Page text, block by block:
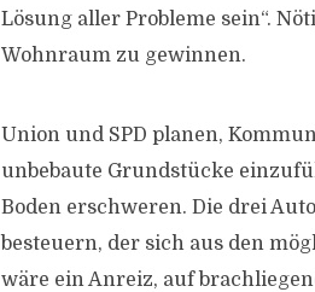
Lösung aller Probleme sein“.
Wohnraum zu gewinnen.
Union und SPD planen,
unbebaute Grundstücke
Boden erschweren. Die drei
besteuern, der sich aus den
wäre ein Anreiz, auf